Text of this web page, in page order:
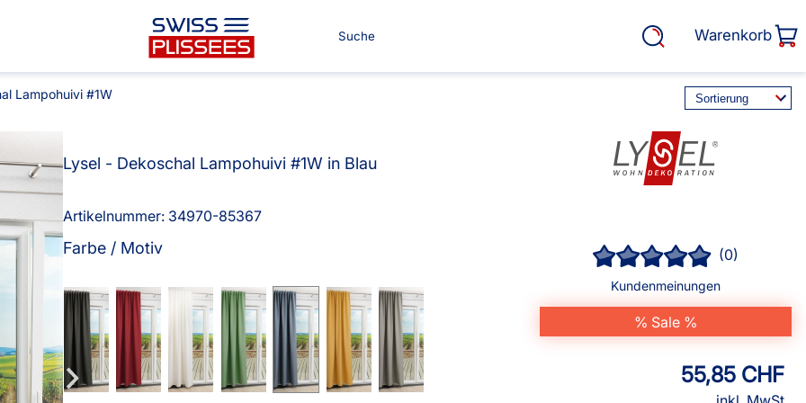
Warenkorb
Alle Kissen
Massanfertigung
Fertiggrössen
Tischdecke
Alle Tischdecken
Stoffe
Balkon Sichtschutz
Alle Balkonbespannungen
Massanfertigung
Markisenstoff
Cosiflor® Marken
Plissees
Lampohuivi #1W
Lysel - Dekoschal Lampohuivi #1W in Blau
Artikelnummer: 34970-85367
Farbe / Motiv (0)
Kundenmeinungen
% Sale %
55,85 CHF